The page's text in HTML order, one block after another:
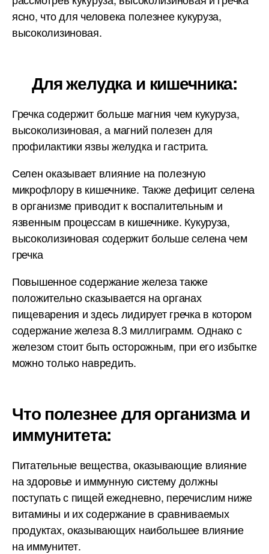
ясно, что для человека полезнее кукуруза,
высоколизиновая.
Для желудка и кишечника:
Гречка содержит больше магния чем кукуруза,
высоколизиновая, а магний полезен для
профилактики язвы желудка и гастрита.
Селен оказывает влияние на полезную
микрофлору в кишечнике. Также дефицит селена
в организме приводит к воспалительным и
язвенным процессам в кишечнике. Кукуруза,
высоколизиновая содержит больше селена чем
гречка
Повышенное содержание железа также
положительно сказывается на органах
пищеварения и здесь лидирует гречка в котором
содержание железа 8.3 миллиграмм. Однако с
железом стоит быть осторожным, при его избытке
можно только навредить.
Что полезнее для организма и
иммунитета:
Питательные вещества, оказывающие влияние
на здоровье и иммунную систему должны
поступать с пищей ежедневно, перечислим ниже
витамины и их содержание в сравниваемых
продуктах, оказывающих наибольшее влияние
на иммунитет.